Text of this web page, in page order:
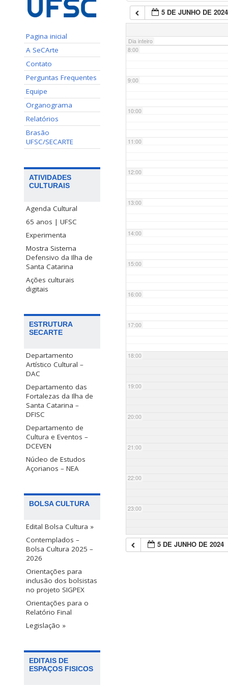
Pagina inicial
A SeCArte
Contato
Perguntas Frequentes
Equipe
Organograma
Relatórios
Brasão
UFSC/SECARTE
ATIVIDADES
CULTURAIS
Agenda Cultural
65 anos | UFSC
Experimenta
Mostra Sistema
Defensivo da Ilha de
Santa Catarina
Ações culturais
digitais
ESTRUTURA
SECARTE
Departamento
Artístico Cultural –
DAC
Departamento das
Fortalezas da Ilha de
Santa Catarina –
DFISC
Departamento de
Cultura e Eventos –
DCEVEN
Núcleo de Estudos
Açorianos – NEA
BOLSA CULTURA
Edital Bolsa Cultura »
Contemplados –
Bolsa Cultura 2025 –
2026
Orientações para
inclusão dos bolsistas
no projeto SIGPEX
Orientações para o
Relatório Final
Legislação »
EDITAIS DE
ESPAÇOS FISICOS
5 DE JUNHO DE 2024
Dia inteiro
7:00
8:00
9:00
10:00
11:00
12:00
13:00
14:00
15:00
16:00
17:00
18:00
19:00
20:00
21:00
22:00
23:00
5 DE JUNHO DE 2024